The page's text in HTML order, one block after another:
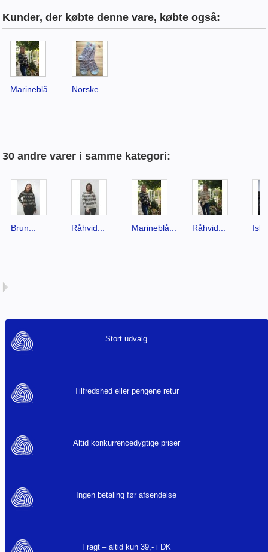
Kunder, der købte denne vare, købte også:
Marineblå... Norske...
30 andre varer i samme kategori:
Brun... Råhvid... Marineblå... Råhvid...
Stort udvalg
Tilfredshed eller pengene retur
Altid konkurrencedygtige priser
Ingen betaling før afsendelse
Fragt – altid kun 39,- i DK